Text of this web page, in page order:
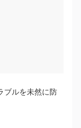
ブルを未然に防